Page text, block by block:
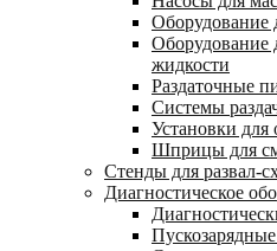
Оборудование
жидкости
Раздаточные
Системы
Установки для
Шприцы для
Стенды для развал-
Диагностическое